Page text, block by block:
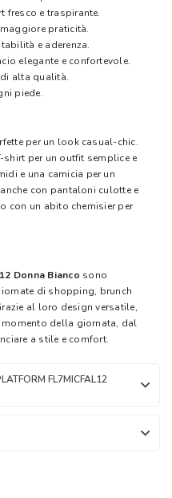
fresco e traspirante.
praticità.
e aderenza.
elegante e confortevole.
alta qualità.
piede.
per un look casual-chic.
shirt per un outfit semplice e
e una camicia per un
con pantaloni culotte e
con un abito chemisier per
Donna Bianco sono
di shopping, brunch
al loro design versatile,
della giornata, dal
a stile e comfort.
FL7MICFAL12